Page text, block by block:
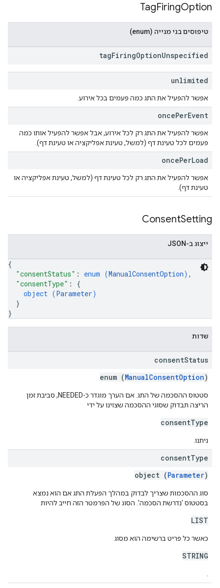
TagFiringOption
טיפוסים בני מנייה (enum)
tagFiringOptionUnspecified
unlimited
אפשר להפעיל את התג כמה פעמים בכל אירוע.
oncePerEvent
אפשר להפעיל את התג רק לכל אירוע, אבל אפשר להפעיל אותו כמה
פעמים לכל טעינת דף (למשל, טעינת אפליקציה או טעינת דף).
oncePerLoad
אפשר להפעיל את התג רק לכל טעינת דף (למשל, טעינת אפליקציה או
טעינת דף).
ConsentSetting
ייצוג ב-JSON
{
"consentStatus" : enum (ManualConsentOption) ,
"consentType" : {
object (Parameter)
}
}
שדות
consentStatus
enum (ManualConsentOption)
סטטוס ההסכמה של התג. אם הערך מוגדר כ-NEEDED, סביבת זמן
הריצה תבדוק שסוגי ההסכמה שצוינו על ידי
consentType
ניתנו.
consentType
object (Parameter)
סוג ההסכמות שצריך לבדוק במהלך הפעלת התג אם הוא נמצא
בסטטוס 'נדרשת הסכמה'. הסוג של הפרמטר הזה חייב להיות
LIST
כאשר כל פריט ברשימה הוא מסוג
STRING